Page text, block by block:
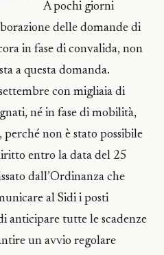
A pochi giorni
delle domande di
in fase di convalida, non
a questa domanda.
con migliaia di
né in fase di mobilità,
perché non è stato possibile
entro la data del 25
dall’Ordinanza che
al Sidi i posti
anticipare tutte le scadenze
un avvio regolare